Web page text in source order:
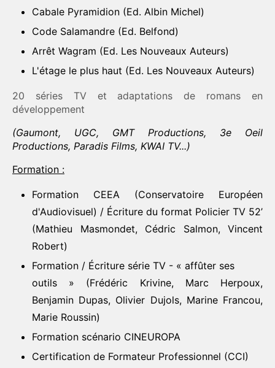
Cabale Pyramidion (Ed. Albin Michel)
Code Salamandre (Ed. Belfond)
Arrêt Wagram (Ed. Les Nouveaux Auteurs)
L'étage le plus haut (Ed. Les Nouveaux Auteurs)
20 séries TV et adaptations de romans en
développement
(Gaumont, UGC, GMT Productions, 3e Oeil
Productions, Paradis Films, KWAI TV...)
Formation :
Formation CEEA (Conservatoire Européen
d'Audiovisuel) / Écriture du format Policier TV 52’
(Mathieu Masmondet, Cédric Salmon, Vincent
Robert)
Formation / Écriture série TV - « affûter ses
outils » (Frédéric Krivine, Marc Herpoux,
Benjamin Dupas, Olivier Dujols, Marine Francou,
Marie Roussin)
Formation scénario CINEUROPA
Certification de Formateur Professionnel (CCI)